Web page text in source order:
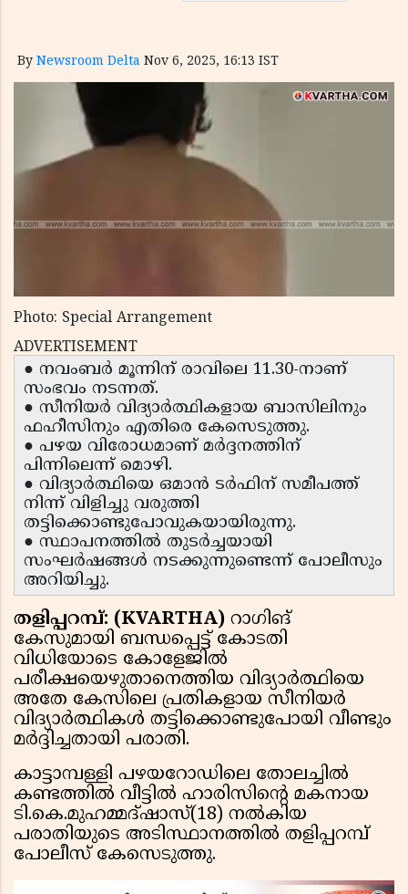
By Newsroom Delta Nov 6, 2025, 16:13 IST
Photo: Special Arrangement
ADVERTISEMENT
● നവംബർ മൂന്നിന് രാവിലെ 11.30-നാണ്
സംഭവം നടന്നത്.
● സീനിയർ വിദ്യാർത്ഥികളായ ബാസിലിനും
ഫഹീസിനും എതിരെ കേസെടുത്തു.
● പഴയ വിരോധമാണ് മർദ്ദനത്തിന്
പിന്നിലെന്ന് മൊഴി.
● വിദ്യാർത്ഥിയെ ഒമാൻ ടർഫിന് സമീപത്ത്
നിന്ന് വിളിച്ചു വരുത്തി
തട്ടിക്കൊണ്ടുപോവുകയായിരുന്നു.
● സ്ഥാപനത്തിൽ തുടർച്ചയായി
സംഘർഷങ്ങൾ നടക്കുന്നുണ്ടെന്ന് പോലീസും
അറിയിച്ചു.
തളിപ്പറമ്പ്: (KVARTHA) റാഗിങ്
കേസുമായി ബന്ധപ്പെട്ട് കോടതി
വിധിയോടെ കോളേജിൽ
പരീക്ഷയെഴുതാനെത്തിയ വിദ്യാർത്ഥിയെ
അതേ കേസിലെ പ്രതികളായ സീനിയർ
വിദ്യാർത്ഥികൾ തട്ടിക്കൊണ്ടുപോയി വീണ്ടും
മർദ്ദിച്ചതായി പരാതി.
കാട്ടാമ്പള്ളി പഴയറോഡിലെ തോലച്ചിൽ
കണ്ടത്തിൽ വീട്ടിൽ ഹാരിസിന്റെ മകനായ
ടി.കെ.മുഹമ്മദ്ഷാസ്(18) നൽകിയ
പരാതിയുടെ അടിസ്ഥാനത്തിൽ തളിപ്പറമ്പ്
പോലീസ് കേസെടുത്തു.